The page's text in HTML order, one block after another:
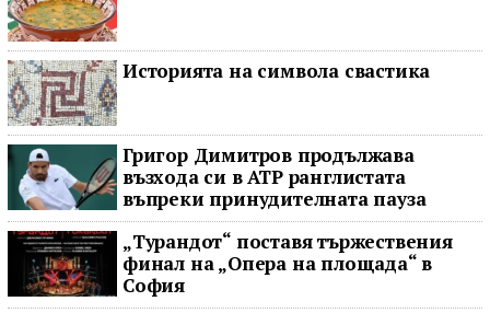
Историята на символа свастика
Григор Димитров продължава
възхода си в ATP ранглистата
въпреки принудителната пауза
„Турандот“ поставя тържествения
финал на „Опера на площада“ в
София